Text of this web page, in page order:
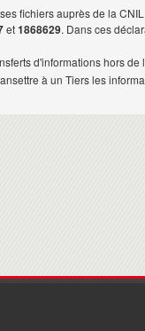
fichiers auprès de la
et1868629. Dans ces
d'informations hors
à un Tiers les